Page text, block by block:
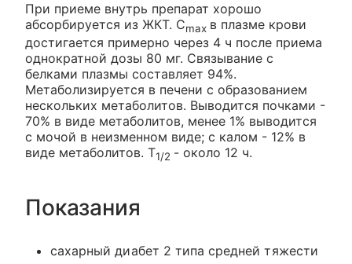
При приеме внутрь препарат хорошо
абсорбируется из ЖКТ. Cmax в плазме крови
достигается примерно через 4 ч после приема
однократной дозы 80 мг. Связывание с
белками плазмы составляет 94%.
Метаболизируется в печени с образованием
нескольких метаболитов. Выводится почками -
70% в виде метаболитов, менее 1% выводится
с мочой в неизменном виде; с калом - 12% в
виде метаболитов. T1/2 - около 12 ч.
Показания
сахарный диабет 2 типа средней тяжести